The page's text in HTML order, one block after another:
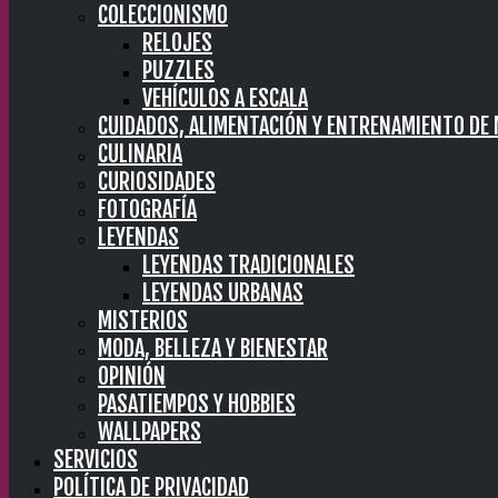
COLECCIONISMO
RELOJES
PUZZLES
VEHÍCULOS A ESCALA
CUIDADOS, ALIMENTACIÓN Y ENTRENAMIENTO DE
CULINARIA
CURIOSIDADES
FOTOGRAFÍA
LEYENDAS
LEYENDAS TRADICIONALES
LEYENDAS URBANAS
MISTERIOS
MODA, BELLEZA Y BIENESTAR
OPINIÓN
PASATIEMPOS Y HOBBIES
WALLPAPERS
SERVICIOS
POLÍTICA DE PRIVACIDAD